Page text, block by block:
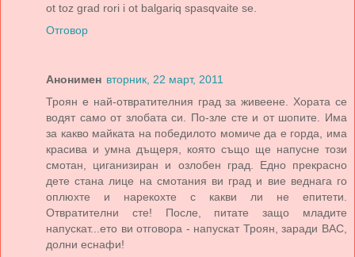
ot toz grad rori i ot balgariq spasqvaite se.
Отговор
Анонимен вторник, 22 март, 2011
Троян е най-отвратителния град за живеене. Хората се
водят само от злобата си. По-зле сте и от шопите. Има
за какво майката на победилото момиче да е горда, има
красива и умна дъщеря, която също ще напусне този
смотан, циганизиран и озлобен град. Едно прекрасно
дете стана лице на смотания ви град и вие веднага го
оплюхте и нарекохте с какви ли не епитети.
Отвратителни сте! После, питате защо младите
напускат...ето ви отговора - напускат Троян, заради ВАС,
долни еснафи!